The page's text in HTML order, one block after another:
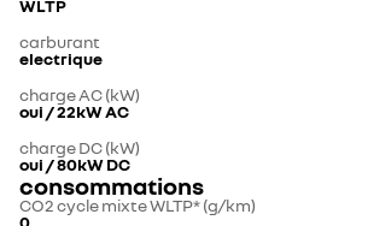
WLTP
carburant
electrique
charge AC (kW)
oui / 22kW AC
charge DC (kW)
oui / 80kW DC
consommations
CO2 cycle mixte WLTP* (g/km)
0